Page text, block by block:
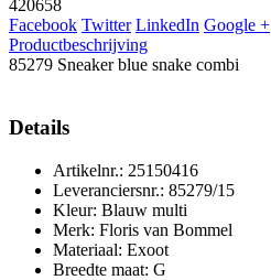
420658
Facebook Twitter LinkedIn Google +
Productbeschrijving
85279 Sneaker blue snake combi
Details
Artikelnr.: 25150416
Leveranciersnr.: 85279/15
Kleur: Blauw multi
Merk: Floris van Bommel
Materiaal: Exoot
Breedte maat: G